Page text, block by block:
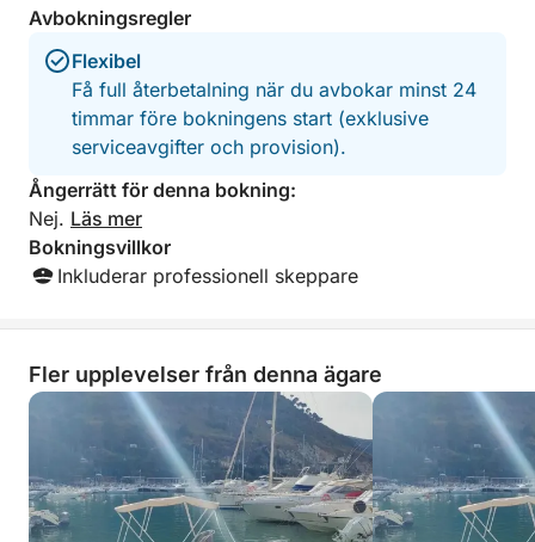
kunde vi tyvärr
på fler
Först när vi
Avbokningsregler
Flexibel
Få full återbetalning när du avbokar minst 24
timmar före bokningens start (exklusive
serviceavgifter och provision).
Ångerrätt för denna bokning:
Nej. Läs mer
Bokningsvillkor
Inkluderar professionell skeppare
Fler upplevelser från denna ägare